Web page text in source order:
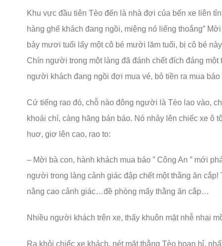
Khu vực đầu tiên Tèo đến là nhà đợi của bến xe liên
hàng ghế khách đang ngồi, miệng nó liếng thoắng”
bảy mươi tuổi lấy một cô bé mười lăm tuổi, bị cô bé
Chín người trong một làng đã đánh chết đích đáng
người khách đang ngồi đợi mua vé, bỏ tiền ra mua báo
Cứ tiếng rao đó, chỗ nào đông người là Tèo lao vào,
khoái chí, càng hăng bán báo. Nó nhảy lên chiếc xe ô
huơ, giơ lên cao, rao to:
– Mời bà con, hành khách mua báo ” Công An ” mới
người trong làng cảnh giác đập chết một thằng ăn
nâng cao cảnh giác…đề phòng mấy thằng ăn cắp…
Nhiều người khách trên xe, thấy khuôn mặt nhễ nhại
Ra khỏi chiếc xe khách, nét mặt thằng Tèo hoan hỉ,